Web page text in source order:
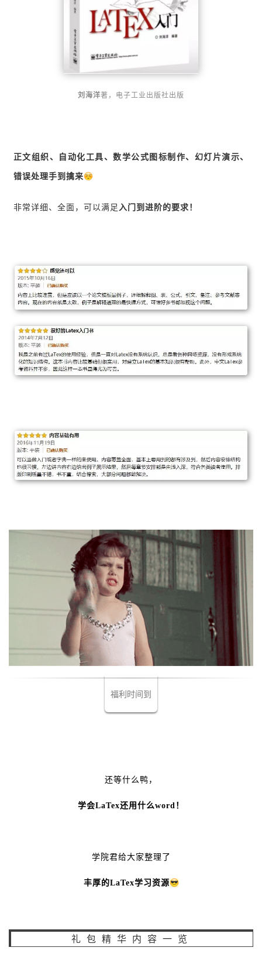
刘海洋著，电子工业出版社出版
正文组织、自动化工具、数学公式图标制作、幻灯片演示、
错误处理手到擒来
非常详细、全面，可以满足 入门到进阶的要求！
福利时间到
还等什么鸭，
学会LaTex还用什么word！
学院君给大家整理了
丰厚的LaTex学习资源
礼包精华内容一览